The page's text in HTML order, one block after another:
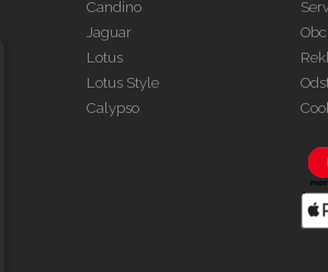
Candino
Jaguar
Lotus
Lotus Style
Calypso